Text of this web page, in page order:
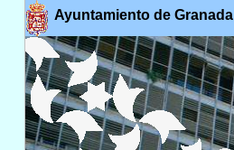
Ayuntamiento de Granada